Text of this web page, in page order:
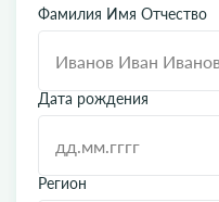
Фамилия Имя Отчество
Дата рождения
Регион